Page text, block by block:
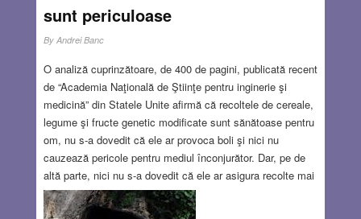
sunt periculoase
By Andrei Banc
O analiză cuprinzătoare, de 400 de pagini, publicată recent
de “Academia Naţională de Ştiinţe pentru inginerie şi
medicină” din Statele Unite afirmă că recoltele de cereale,
legume şi fructe genetic modificate sunt sănătoase pentru
om, nu s-a dovedit că ele ar provoca boli şi nici nu
cauzează pericole pentru mediul înconjurător. Dar, pe de
altă parte, nici nu s-a dovedit că ele ar asigura recolte mai
mari. Se subliniază şi faptul că folosirea de plante care
rezisă la atacul inectelor a dus la diminuarea drastică a